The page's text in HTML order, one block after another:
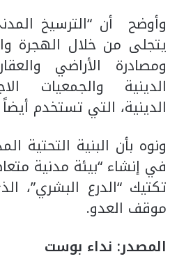
وأوضح أن “الترسيخ
يتجلى من خلال الهجرة
ومصادرة الأراضي
الدينية والجمعيات
الدينية، التي تستخدم
ونوه بأن البنية التحتية
في إنشاء “بيئة مدنية
تكتيك “الدرع البشري”،
موقف العدو.
المصدر: نداء بوست